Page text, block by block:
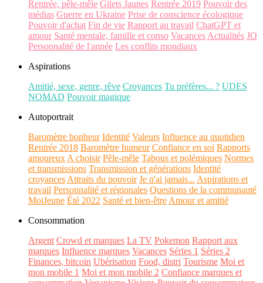
Rentrée, pêle-mêle Gilets Jaunes Rentrée 2019 Pouvoir des
médias Guerre en Ukraine Prise de conscience écologique
Pouvoir d'achat Fin de vie Rapport au travail ChatGPT et
amour Santé mentale, famille et conso Vacances Actualités JO
Personnalité de l'année Les conflits mondiaux
Aspirations
Amitié, sexe, genre, rêve Croyances Tu préfères... ? UDES
NOMAD Pouvoir magique
Autoportrait
Baromètre bonheur Identité Valeurs Influence au quotidien
Rentrée 2018 Baromètre humeur Confiance en soi Rapports
amoureux A choisir Pêle-mêle Tabous et polémiques Normes
et transmissions Transmission et générations Identité
croyances Attraits du pouvoir Je n'ai jamais... Aspirations et
travail Personnalité et régionales Questions de la communauté
MoiJeune Été 2022 Santé et bien-être Amour et amitié
Consommation
Argent Crowd et marques La TV Pokemon Rapport aux
marques Influence marques Vacances Séries 1 Séries 2
Finances, bitcoin Ubérisation Food, distri Tourisme Moi et
mon mobile 1 Moi et mon mobile 2 Confiance marques et